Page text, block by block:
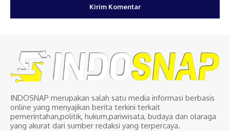
INDOSNAP merupakan salah satu media informasi berbasis
online yang menyajikan berita terkini terkait
pemerintahan,politik, hukum,pariwisata, budaya dan olaraga
yang akurat dari sumber redaksi yang terpercaya.